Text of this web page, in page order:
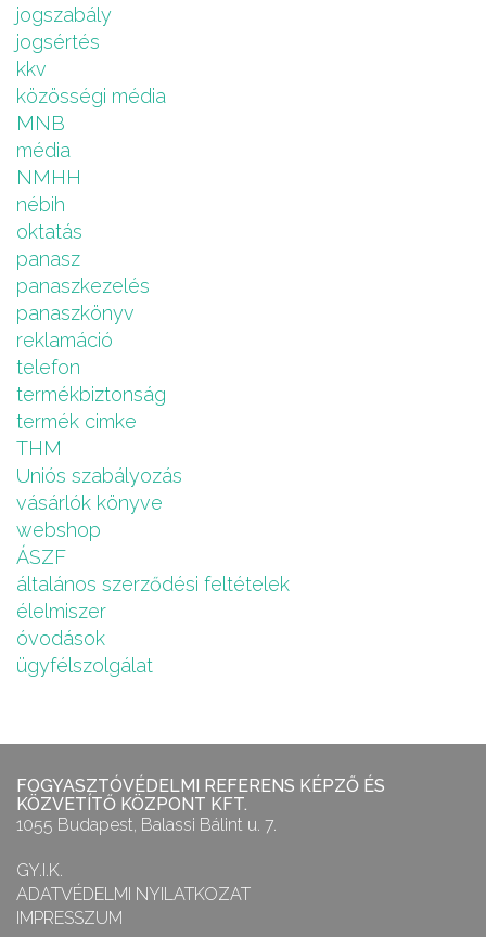
jogszabály
jogsértés
kkv
közösségi média
MNB
média
NMHH
nébih
oktatás
panasz
panaszkezelés
panaszkönyv
reklamáció
telefon
termékbiztonság
termék cimke
THM
Uniós szabályozás
vásárlók könyve
webshop
ÁSZF
általános szerződési feltételek
élelmiszer
óvodások
ügyfélszolgálat
FOGYASZTÓVÉDELMI REFERENS KÉPZŐ ÉS
KÖZVETÍTŐ KÖZPONT KFT.
1055 Budapest, Balassi Bálint u. 7.
GY.I.K.
ADATVÉDELMI NYILATKOZAT
IMPRESSZUM